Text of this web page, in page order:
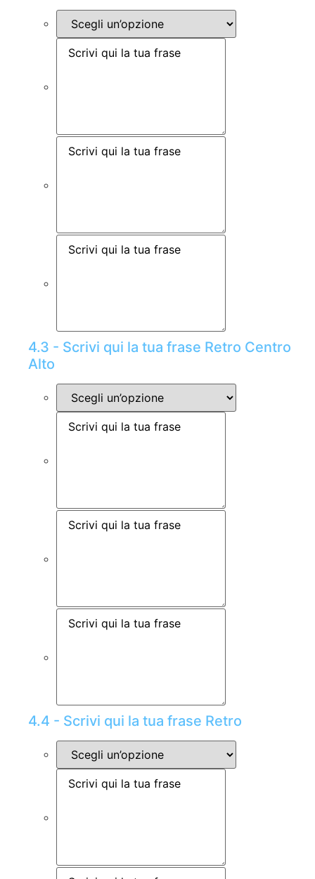
4.3 - Scrivi qui la tua frase Retro Centro
Alto
4.4 - Scrivi qui la tua frase Retro